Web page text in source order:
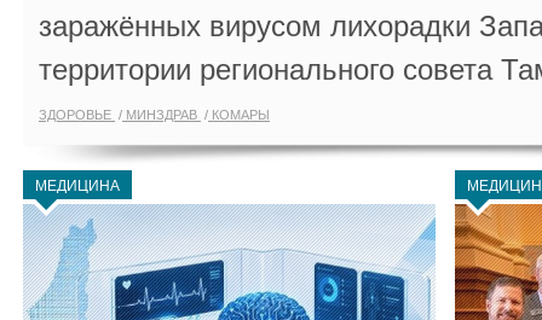
заражённых вирусом лихорадки
территории регионального совета
ЗДОРОВЬЕ МИНЗДРАВ КОМАРЫ
МЕДИЦИНА